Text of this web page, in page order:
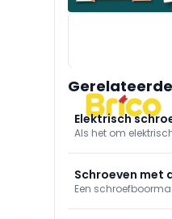
Elektrisch
Als het om
in bepaalde
Schroeven met
Een